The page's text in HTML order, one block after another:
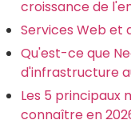
croissance de
Services Web et
Qu'est-ce que
d'infrastructure
Les 5 principaux
connaître en